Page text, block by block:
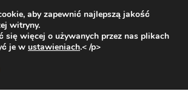
od 31 zł
9:00-16:00800 003 167
aby zapewnić najlepszą jakość
witryny.
się więcej o używanych przez nas plikach
je w ustawieniach.< /p>